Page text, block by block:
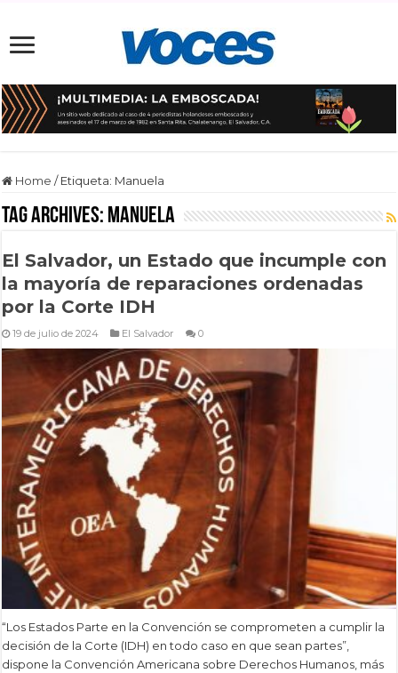
Home / Etiqueta: Manuela
Tag Archives: Manuela
El Salvador, un Estado que incumple con
la mayoría de reparaciones ordenadas
por la Corte IDH
19 de julio de 2024 El Salvador 0
“Los Estados Parte en la Convención se comprometen a cumplir la
decisión de la Corte (IDH) en todo caso en que sean partes”,
dispone la Convención Americana sobre Derechos Humanos, más